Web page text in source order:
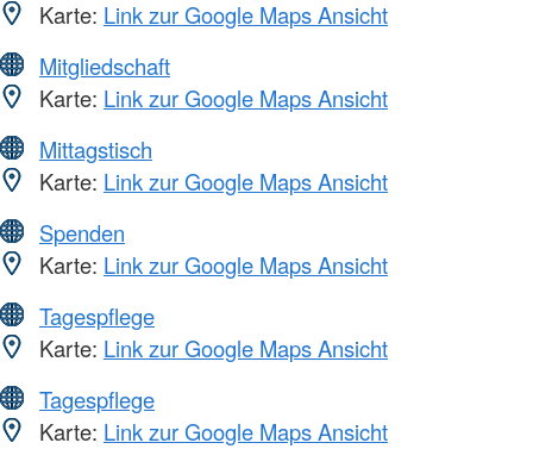
Karte: Link zur Google Maps Ansicht
Mitgliedschaft
Karte: Link zur Google Maps Ansicht
Mittagstisch
Karte: Link zur Google Maps Ansicht
Spenden
Karte: Link zur Google Maps Ansicht
Tagespflege
Karte: Link zur Google Maps Ansicht
Tagespflege
Karte: Link zur Google Maps Ansicht